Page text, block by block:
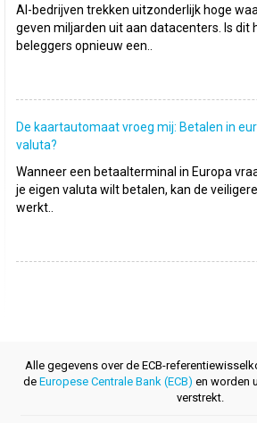
AI-bedrijven trekken uitzonderlijk hoge
geven miljarden uit aan datacenters. Is dit
beleggers opnieuw een..
De kaartautomaat vroeg mij: Betalen in
valuta?
Wanneer een betaalterminal in Europa
je eigen valuta wilt betalen, kan de
werkt..
Alle gegevens over de ECB-
de Europese Centrale Bank (ECB) en worden
verstrekt.